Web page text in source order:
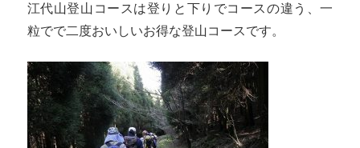
江代山登山コースは登りと下りでコースの違う、一
粒でで二度おいしいお得な登山コースです。